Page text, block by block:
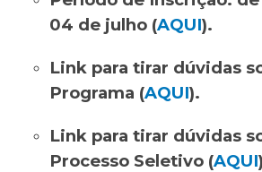
04 de julho (AQUI).
Link para tirar dúvidas
Programa (AQUI).
Link para tirar dúvidas
Processo Seletivo (AQUI